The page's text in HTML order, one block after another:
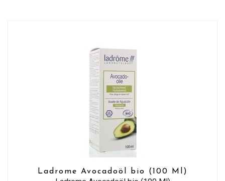
Ladrome Avocadoöl bio (100 Ml)